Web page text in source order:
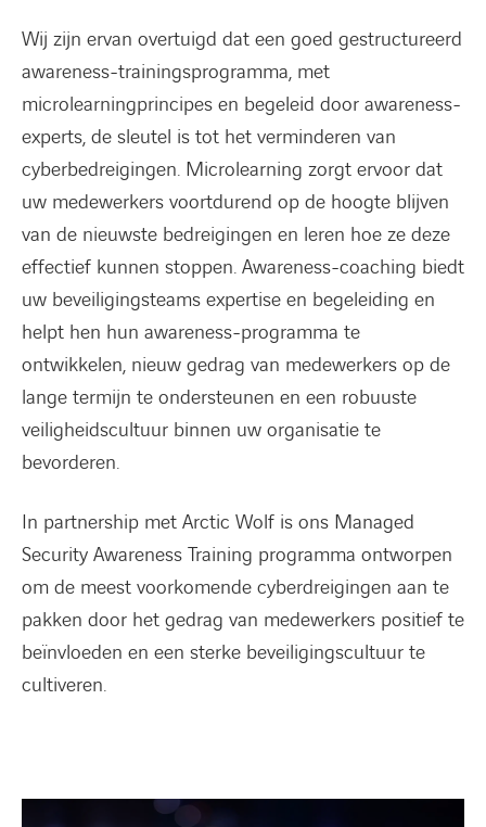
Wij zijn ervan overtuigd dat een goed gestructureerd
awareness-trainingsprogramma, met
microlearningprincipes en begeleid door awareness-
experts, de sleutel is tot het verminderen van
cyberbedreigingen. Microlearning zorgt ervoor dat
uw medewerkers voortdurend op de hoogte blijven
van de nieuwste bedreigingen en leren hoe ze deze
effectief kunnen stoppen. Awareness-coaching biedt
uw beveiligingsteams expertise en begeleiding en
helpt hen hun awareness-programma te
ontwikkelen, nieuw gedrag van medewerkers op de
lange termijn te ondersteunen en een robuuste
veiligheidscultuur binnen uw organisatie te
bevorderen.
In partnership met Arctic Wolf is ons Managed
Security Awareness Training programma ontworpen
om de meest voorkomende cyberdreigingen aan te
pakken door het gedrag van medewerkers positief te
beïnvloeden en een sterke beveiligingscultuur te
cultiveren.